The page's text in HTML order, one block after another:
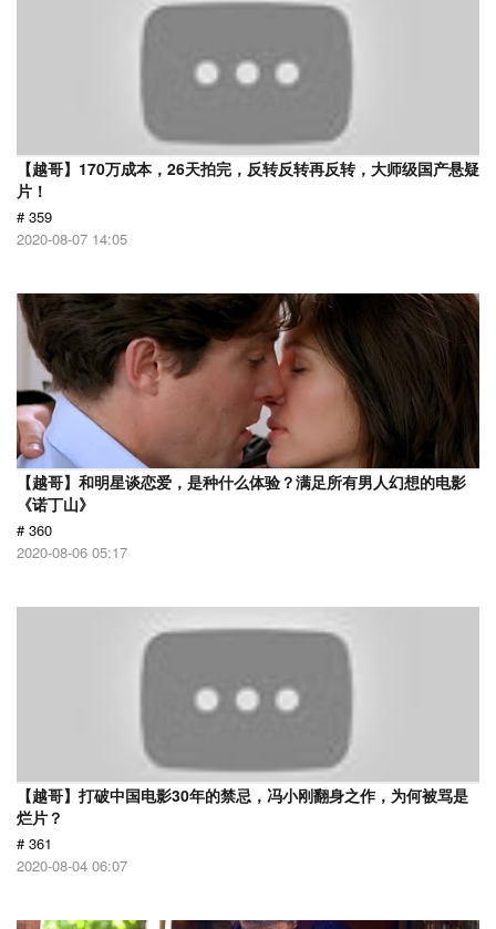
【越哥】170万成本，26天拍完，反转反转再反转，大师级国产悬疑
片！
# 359
2020-08-07 14:05
【越哥】和明星谈恋爱，是种什么体验？满足所有男人幻想的电影
《诺丁山》
# 360
2020-08-06 05:17
【越哥】打破中国电影30年的禁忌，冯小刚翻身之作，为何被骂是
烂片？
# 361
2020-08-04 06:07